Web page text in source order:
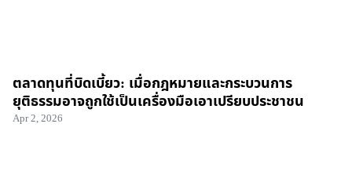
ตลาดทุนที่บิดเบี้ยว: เมื่อกฎหมายและกระบวนการ
ยุติธรรมอาจถูกใช้เป็นเครื่องมือเอาเปรียบประชาชน
Apr 2, 2026